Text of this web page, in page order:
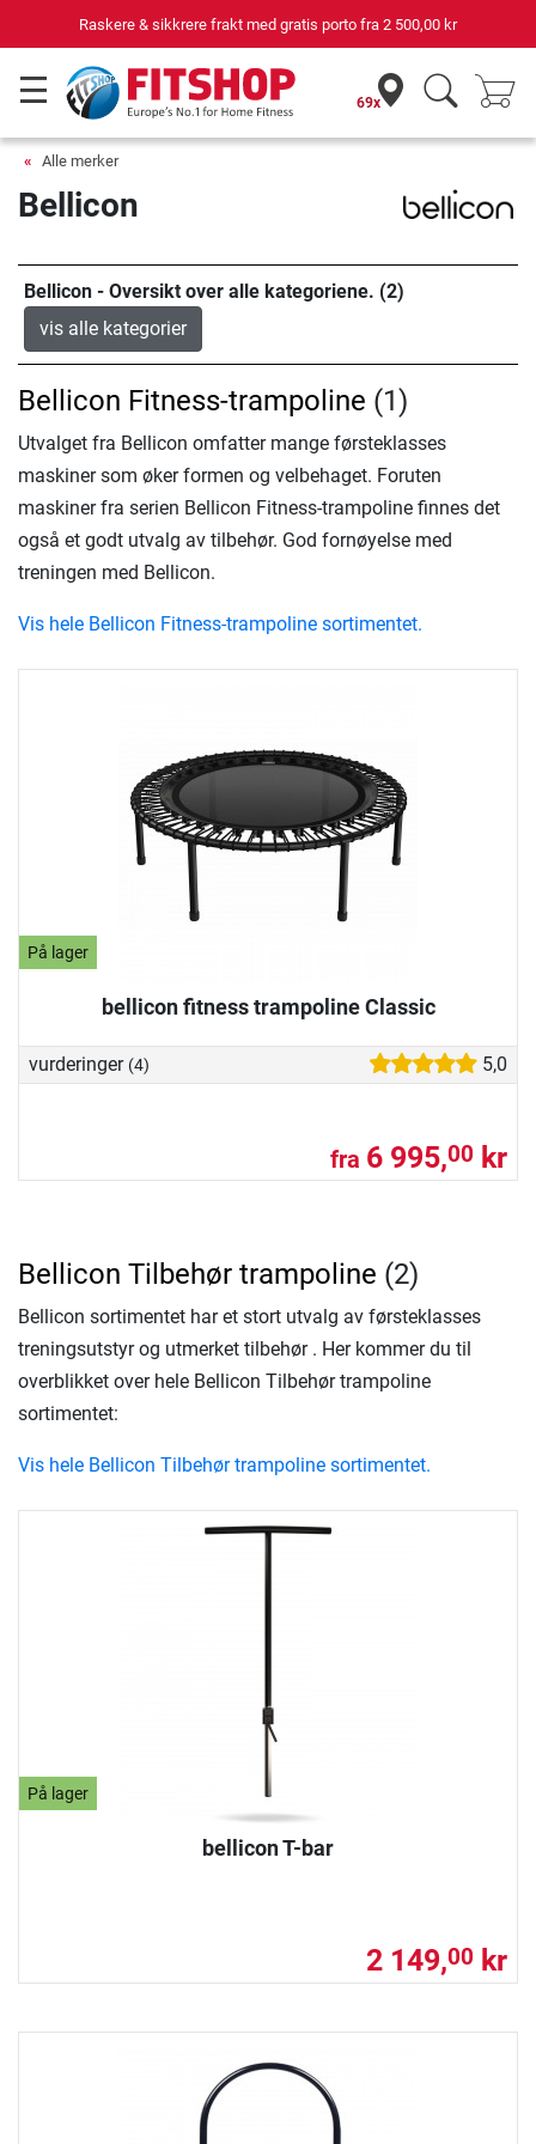
Raskere & sikkrere frakt med gratis porto fra 2 500,00 kr
69x
Alle merker
Bellicon
Bellicon - Oversikt over alle kategoriene. (2)
vis alle kategorier
På lager
bellicon fitness trampoline Classic
vurderinger (4) 5,0
fra 6 995,00 kr
Bellicon Fitness-trampoline (1)
Utvalget fra Bellicon omfatter mange førsteklasses
maskiner som øker formen og velbehaget. Foruten
maskiner fra serien Bellicon Fitness-trampoline finnes det
også et godt utvalg av tilbehør. God fornøyelse med
treningen med Bellicon.
Vis hele Bellicon Fitness-trampoline sortimentet.
På lager
bellicon T-bar
2 149,00 kr
Bellicon Tilbehør trampoline (2)
Bellicon sortimentet har et stort utvalg av førsteklasses
treningsutstyr og utmerket tilbehør . Her kommer du til
overblikket over hele Bellicon Tilbehør trampoline
sortimentet:
Vis hele Bellicon Tilbehør trampoline sortimentet.